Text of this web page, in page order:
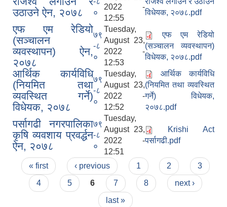
उठाउने ऐन, २०७८
०
2022 -
12:55
विधेयक, २०७८.pdf
एफ एम रेडियो
(सञ्चालन
व्यवस्थापन) ऐन,
२०७८
७९
-८
०
Tuesday,
August 23,
2022 -
12:53
एफ एम रेडियो
(सञ्चालन व्यवस्थापन)
विधेयक, २०७८.pdf
आर्थिक कार्यविधि
(नियमित तथा
व्यवस्थित गर्ने)
विधेयक, २०७८
७९
-८
०
Tuesday,
August 23,
2022 -
12:52
आर्थिक कार्यविधि
(नियमित तथा व्यवस्थित
गर्ने) विधेयक,
२०७८.pdf
पर्सागढी नगरपालिका
कृषि व्यवशाय प्रवर्द्धन
ऐन, २०७८
७९
-८
०
Tuesday,
August 23,
2022 -
12:51
Krishi Act
पर्सागढी.pdf
Pages
« first ‹ previous 1 2
3
4
5 6 7 8
next ›
last »